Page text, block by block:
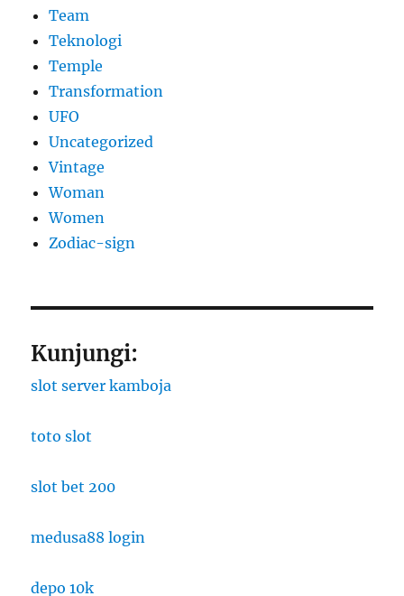
Team
Teknologi
Temple
Transformation
UFO
Uncategorized
Vintage
Woman
Women
Zodiac-sign
Kunjungi:
slot server kamboja
toto slot
slot bet 200
medusa88 login
depo 10k